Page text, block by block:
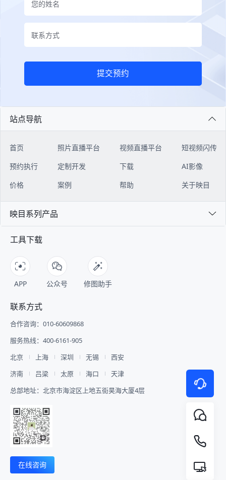
提交预约
站点导航
首页
预约执行
价格
照片直播平台
定制开发
案例
视频直播平台
下载
帮助
短视频闪传
AI影像
关于映目
映目系列产品
工具下载
APP 公众号 修图助手
联系方式
合作咨询：010-60609868
服务热线：400-6161-905
北京
上海 深圳 无锡
西安
济南
吕梁 太原 海口
天津
总部地址：北京市海淀区上地五街昊海大厦4层
在线咨询